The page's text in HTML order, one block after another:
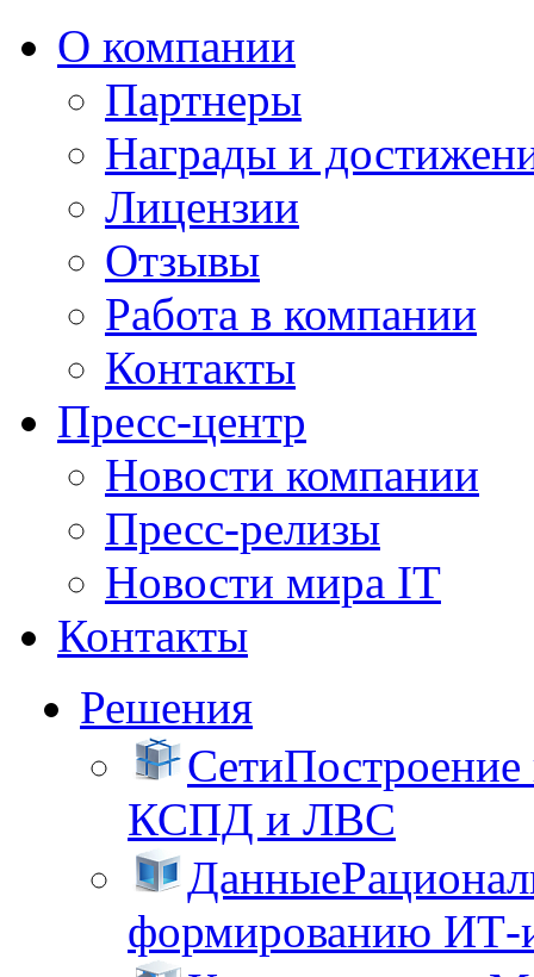
О компании
Партнеры
Награды и
Лицензии
Отзывы
Работа в компании
Контакты
Пресс-центр
Новости компании
Пресс-релизы
Новости мира IT
Контакты
Решения
Сети
КСПД и ЛВС
Данные
формированию ИТ-